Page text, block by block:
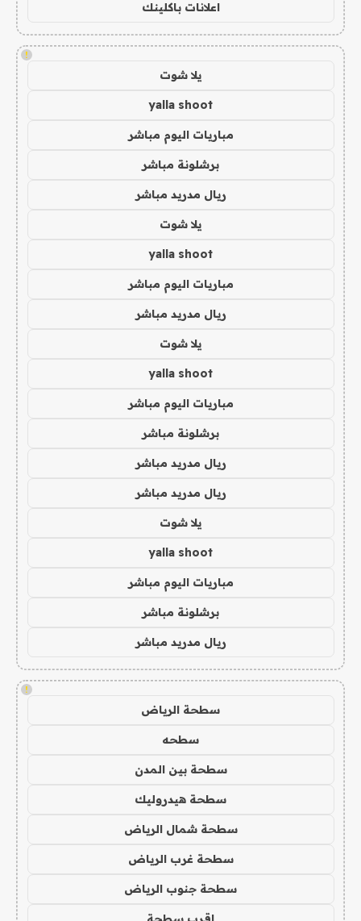
اعلانات باكلينك
!
يلا شوت
yalla shoot
مباريات اليوم مباشر
برشلونة مباشر
ريال مدريد مباشر
يلا شوت
yalla shoot
مباريات اليوم مباشر
ريال مدريد مباشر
يلا شوت
yalla shoot
مباريات اليوم مباشر
برشلونة مباشر
ريال مدريد مباشر
ريال مدريد مباشر
يلا شوت
yalla shoot
مباريات اليوم مباشر
برشلونة مباشر
ريال مدريد مباشر
!
سطحة الرياض
سطحه
سطحة بين المدن
سطحة هيدروليك
سطحة شمال الرياض
سطحة غرب الرياض
سطحة جنوب الرياض